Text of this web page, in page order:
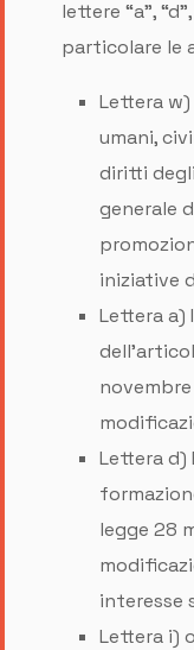
lettere “a”,
particolare le
Lettera
umani,
diritti
generale
iniziative
Lettera a)
Lettera d)
legge 28
interesse
Lettera i)